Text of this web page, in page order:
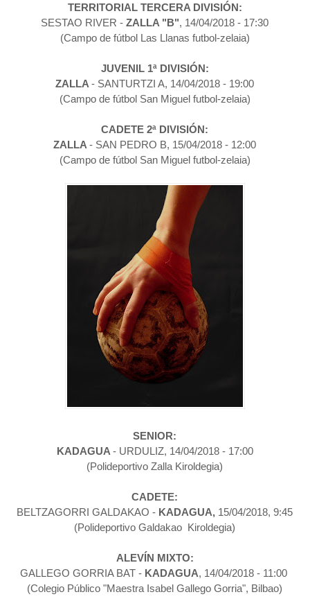
TERRITORIAL TERCERA DIVISIÓN:
SESTAO RIVER -ZALLA "B", 14/04/2018 - 17:30
(Campo de fútbol Las Llanas futbol-zelaia)
JUVENIL 1ª DIVISIÓN:
ZALLA- SANTURTZI A, 14/04/2018 - 19:00
(Campo de fútbol San Miguel futbol-zelaia)
CADETE 2ª DIVISIÓN:
ZALLA- SAN PEDRO B, 15/04/2018 - 12:00
(Campo de fútbol San Miguel futbol-zelaia)
SENIOR:
KADAGUA - URDULIZ, 14/04/2018 - 17:00
(Polideportivo Zalla Kiroldegia)
CADETE:
BELTZAGORRI GALDAKAO - KADAGUA, 15/04/2018, 9:45
(Polideportivo Galdakao Kiroldegia)
ALEVÍN MIXTO:
GALLEGO GORRIA BAT - KADAGUA, 14/04/2018 - 11:00
(Colegio Público "Maestra Isabel Gallego Gorria", Bilbao)